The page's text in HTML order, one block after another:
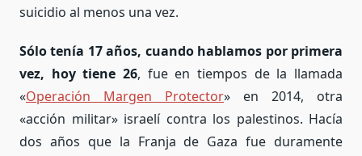
suicidio al menos una vez.
Sólo tenía 17 años, cuando hablamos por primera
vez, hoy tiene 26, fue en tiempos de la llamada
«Operación Margen Protector» en 2014, otra
«acción militar» israelí contra los palestinos. Hacía
dos años que la Franja de Gaza fue duramente